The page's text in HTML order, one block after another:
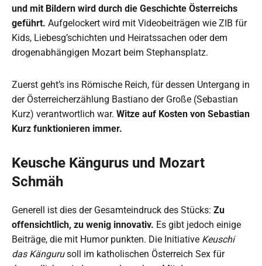
und mit Bildern wird durch die Geschichte Österreichs
geführt. Aufgelockert wird mit Videobeiträgen wie ZIB für
Kids, Liebesg’schichten und Heiratssachen oder dem
drogenabhängigen Mozart beim Stephansplatz.
Zuerst geht’s ins Römische Reich, für dessen Untergang in
der Österreicherzählung Bastiano der Große (Sebastian
Kurz) verantwortlich war. Witze auf Kosten von Sebastian
Kurz funktionieren immer.
Keusche Kängurus und Mozart
Schmäh
Generell ist dies der Gesamteindruck des Stücks: Zu
offensichtlich, zu wenig innovativ. Es gibt jedoch einige
Beiträge, die mit Humor punkten. Die Initiative Keuschi
das Kängurusoll im katholischen Österreich Sex für